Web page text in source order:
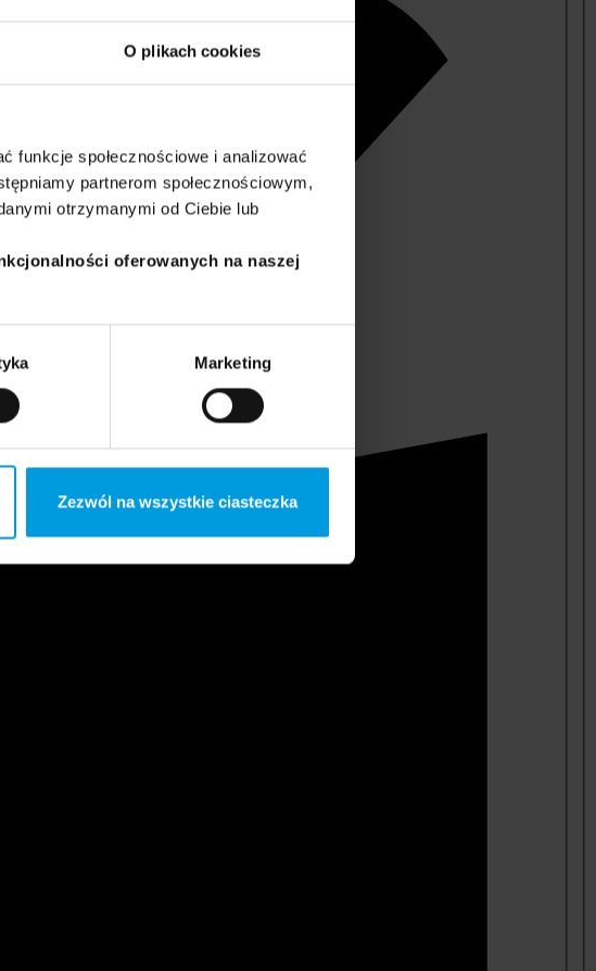
O plikach cookies
funkcje społecznościowe i analizować
partnerom społecznościowym,
otrzymanymi od Ciebie lub
oferowanych na naszej
Marketing
Zezwól na wszystkie ciasteczka